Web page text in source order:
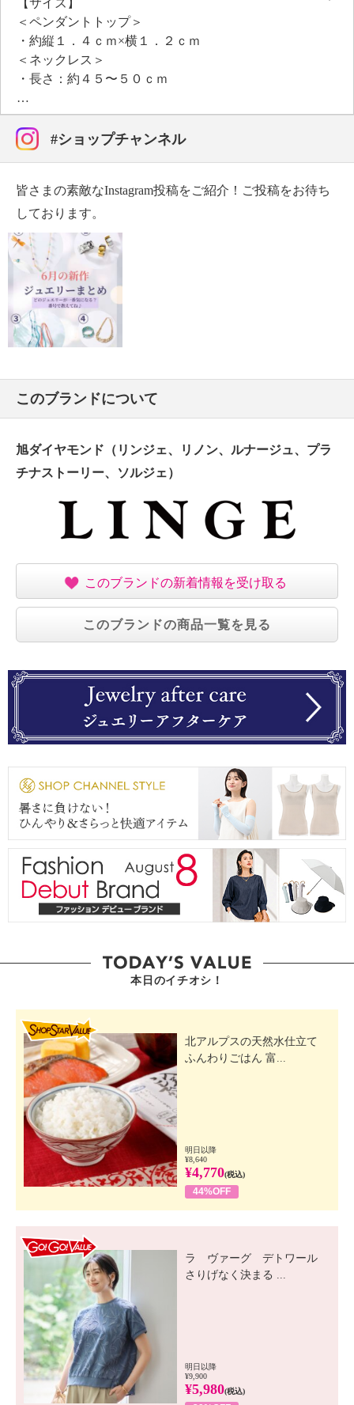
【サイズ】
＜ペンダントトップ＞
・約縦１．４ｃｍ×横１．２ｃｍ
＜ネックレス＞
・長さ：約４５〜５０ｃｍ
【使用素材】
・ステンレス
【その他】
・個体差あり
・日本製
#ショップチャンネル
皆さまの素敵なInstagram投稿をご紹介！ご投稿をお待ち
しております。
このブランドについて
旭ダイヤモンド（リンジェ、リノン、ルナージュ、プラ
チナストーリー、ソルジェ）
このブランドの新着情報を受け取る
このブランドの商品一覧を見る
本日のイチオシ！
北アルプスの天然水仕立て
ふんわりごはん 富...
明日以降
¥8,640
¥4,770(税込)
44%OFF
ラ ヴァーグ デトワール
さりげなく決まる ...
明日以降
¥9,900
¥5,980(税込)